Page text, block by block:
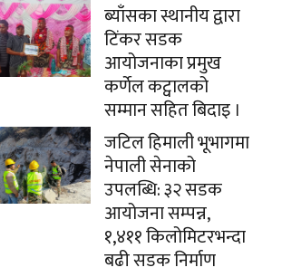
ब्याँसका स्थानीय द्वारा
टिंकर सडक
आयोजनाका प्रमुख
कर्णेल कट्वालको
सम्मान सहित बिदाइ ।
जटिल हिमाली भूभागमा
नेपाली सेनाको
उपलब्धि: ३२ सडक
आयोजना सम्पन्न,
१,४११ किलोमिटरभन्दा
बढी सडक निर्माण